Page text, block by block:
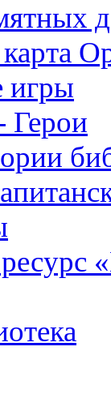
игры